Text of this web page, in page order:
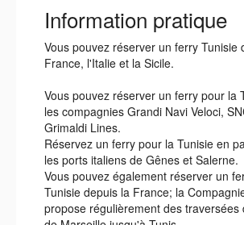
Information pratique
Vous pouvez réserver un ferry Tunisie
France, l'Italie et la Sicile.
Vous pouvez réserver un ferry pour la
les compagnies Grandi Navi Veloci,
Grimaldi Lines.
Réservez un ferry pour la Tunisie en
les ports italiens de Gênes et Salerne.
Vous pouvez également réserver un
Tunisie depuis la France; la
propose régulièrement des traversées